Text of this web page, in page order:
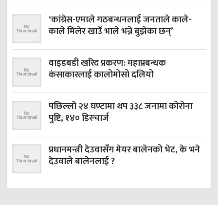
‘कांग्रेस-एमाले गठबन्धनलाई जनताले काले-
काले मिलेर खाउँ भाले भन्ने बुझेका छन्’
वाइडबडी खरिद प्रकरण: महाप्रबन्धक
कंसाकारलाई कालोमोसो दलियो
पछिल्लो २४ घण्टामा थप ३३८ जनामा कोरोना
पुष्टि, १४० डिस्चार्ज
प्रधानमन्त्री देउवासँग मेयर बालेनको भेट, के भने
देउवाले बालेनलाई ?